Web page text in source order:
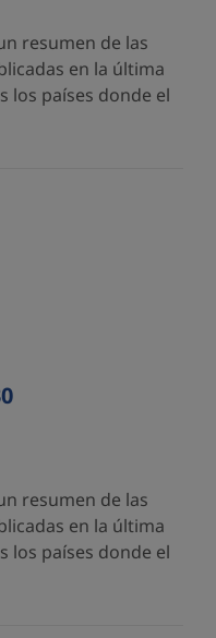
resumen de las
en la última
los países donde el
resumen de las
en la última
los países donde el